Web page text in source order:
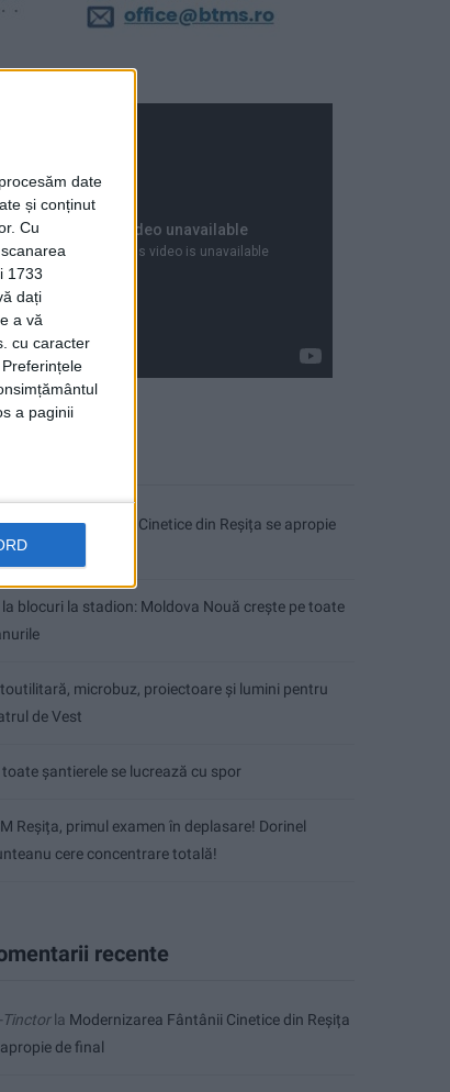
date
și conținut
Cu
1733
dați
a vă
cu caracter
a paginii
Fântânii Cinetice din Reșița se apropie
la blocuri la stadion: Moldova Nouă crește pe toate
microbuz, proiectoare și lumini pentru
de Vest
toate șantierele se lucrează cu spor
Reșița, primul examen în deplasare! Dorinel
cere concentrare totală!
recente
Tinctorla Modernizarea Fântânii Cinetice din Reșița
de final